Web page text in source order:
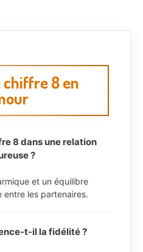
chiffre 8 en
8 dans une relation
?
et un équilibre
entre les partenaires.
t-il la fidélité ?